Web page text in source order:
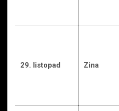
29. listopad Zina